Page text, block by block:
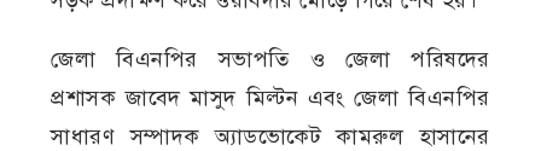
জেলা বিএনপির সভাপতি ও জেলা পরিষদের
প্রশাসক জাবেদ মাসুদ মিল্টন এবং জেলা বিএনপির
সাধারণ সম্পাদক অ্যাডভোকেট কামরুল হাসানের